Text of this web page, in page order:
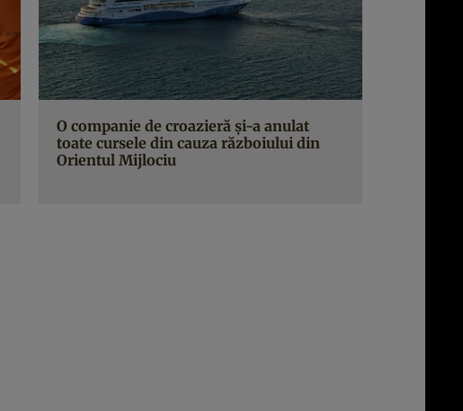
O companie de croazieră și-a anulat
toate cursele din cauza războiului din
Orientul Mijlociu